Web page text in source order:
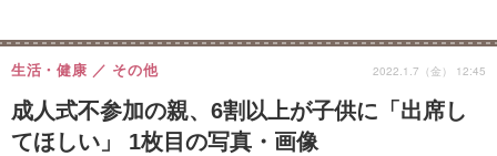
成人式不参加の親、6割以上が子供に「出席し
てほしい」 1枚目の写真・画像
生活・健康 その他 2022.1.7（金） 12:45